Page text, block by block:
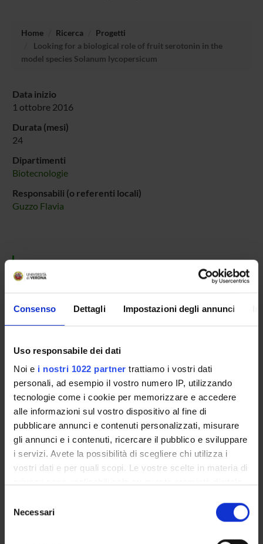
Consenso Dettagli Impostazioni degli annunci
Uso responsabile dei dati
Noi e i nostri 1022 partner trattiamo i vostri dati
personali, ad esempio il vostro numero IP, utilizzando
tecnologie come i cookie per memorizzare e accedere
alle informazioni sul vostro dispositivo al fine di
pubblicare annunci e contenuti personalizzati, misurare
gli annunci e i contenuti, ricercare il pubblico e sviluppare
i servizi. Avete la possibilità di scegliere chi utilizza i
vostri dati e per quali scopi. Le vostre scelte in materia di
modificare o revocare il proprio consenso in qualsiasi
momento dalla Dichiarazione sui cookie o facendo clic
delNecessari
Home Ricerca
Progetti
Looking for a biological role of fruit serotonin in the
model species Solanum lycopersicum
Data inizio
1 ottobre 2016
Durata (mesi)
24
Dipartimenti
Biotecnologie
Responsabili (o referenti locali)
Guzzo Flavia
ATTIVITÀ
AREE DI RICERCA
DOTTORATI DI RICERCA
STRUTTURE